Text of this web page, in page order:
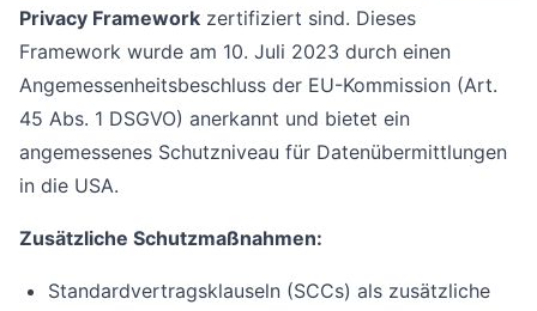
Privacy Framework zertifiziert sind. Dieses
Framework wurde am 10. Juli 2023 durch einen
Angemessenheitsbeschluss der EU-Kommission (Art.
45 Abs. 1 DSGVO) anerkannt und bietet ein
angemessenes Schutzniveau für Datenübermittlungen
in die USA.
Zusätzliche Schutzmaßnahmen:
Standardvertragsklauseln (SCCs) als zusätzliche